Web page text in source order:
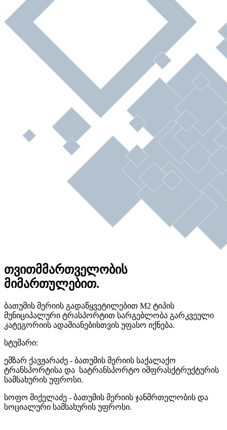
თვითმმართველობის
მიმართულებით.
ბათუმის მერიის გადაწყვეტილებით M2 ტიპის
მუნიციპალური ტრასპორტით სარგებლობა გარკვეული
კატეგორიის ადამიანებისთვის უფასო იქნება.
სტუმარი:
ემზარ ქავჟარაძე - ბათუმის მერიის საქალაქო
ტრანსპორტისა და სატრანსპორტო იმფრასქტრუქტურის
სამსახურის უფროსი.
სოფო მიქელაძე - ბათუმის მერიის ჯანმრთელობის და
სოციალური სამსახურის უფროსი.